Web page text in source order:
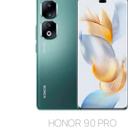
HONOR 90 PRO